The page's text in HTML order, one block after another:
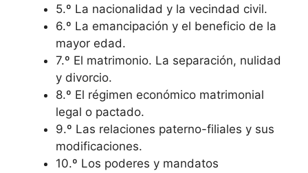
5.º La nacionalidad y la vecindad civil.
6.º La emancipación y el beneficio de la
mayor edad.
7.º El matrimonio. La separación, nulidad
y divorcio.
8.º El régimen económico matrimonial
legal o pactado.
9.º Las relaciones paterno-filiales y sus
modificaciones.
10.º Los poderes y mandatos